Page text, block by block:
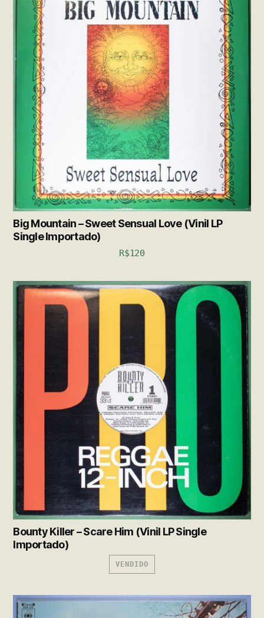
Big Mountain – Sweet Sensual Love (Vinil LP
Single Importado)
R$120
Bounty Killer – Scare Him (Vinil LP Single
Importado)
VENDIDO